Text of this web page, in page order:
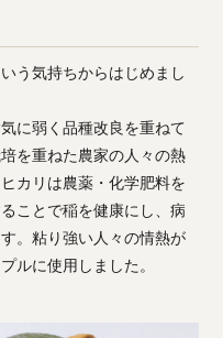
う気持ちからはじめまし
に弱く品種改良を重ねて
を重ねた農家の人々の熱
カリは農薬・化学肥料を
ことで稲を健康にし、病
。粘り強い人々の情熱が
ルに使用しました。